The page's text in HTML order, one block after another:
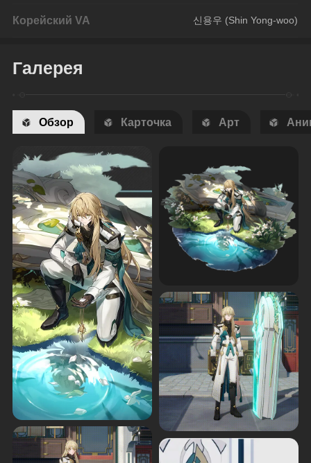
Корейский VA 신용우 (Shin Yong-woo)
Галерея
Обзор Карточка Арт